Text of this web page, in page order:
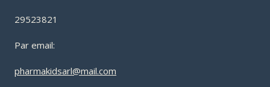
29523821
Par email:
pharmakidsarl@mail.com